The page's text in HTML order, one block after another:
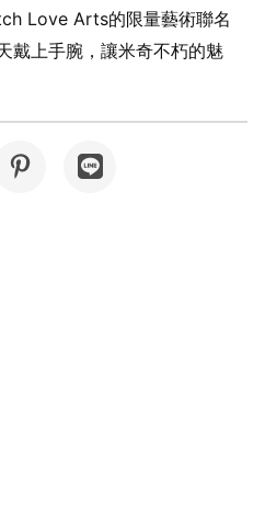
Love Arts的限量藝術聯名
戴上手腕，讓米奇不朽的魅